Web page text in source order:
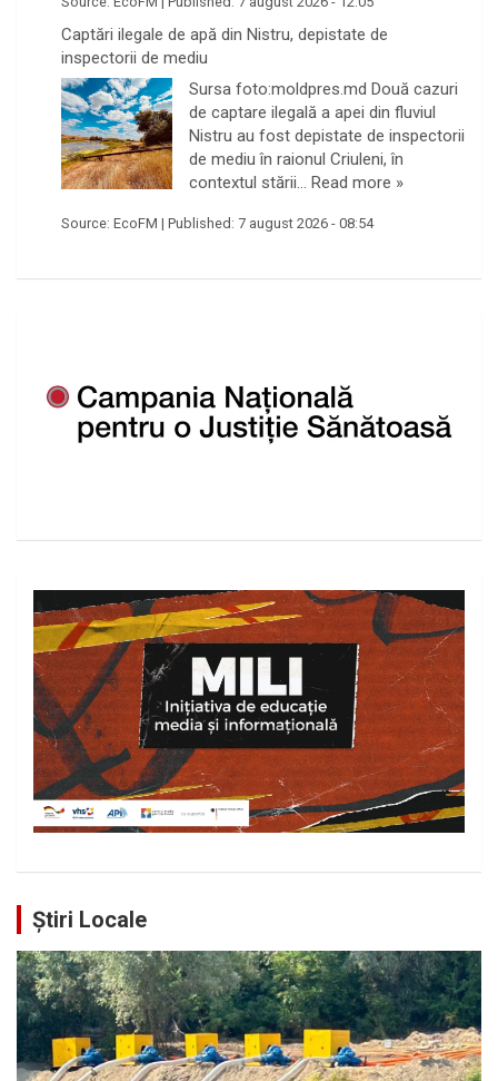
Captări ilegale de apă din Nistru, depistate de
inspectorii de mediu
Sursa foto:moldpres.md Două cazuri
de captare ilegală a apei din fluviul
Nistru au fost depistate de inspectorii
de mediu în raionul Criuleni, în
contextul stării… Read more »
Source: EcoFM | Published: 7 august 2026 - 08:54
Știri Locale